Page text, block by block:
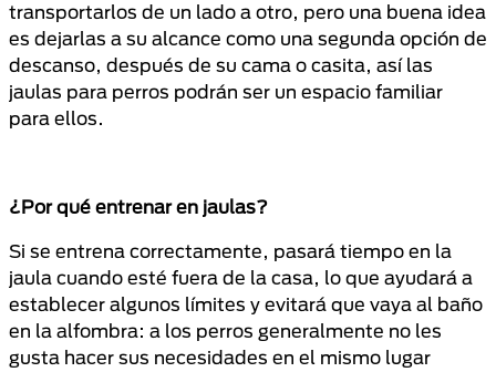
transportarlos de un lado a otro, pero una buena idea
es dejarlas a su alcance como una segunda opción de
descanso, después de su cama o casita, así las
jaulas para perros podrán ser un espacio familiar
para ellos.
¿Por qué entrenar en jaulas?
Si se entrena correctamente, pasará tiempo en la
jaula cuando esté fuera de la casa, lo que ayudará a
establecer algunos límites y evitará que vaya al baño
en la alfombra: a los perros generalmente no les
gusta hacer sus necesidades en el mismo lugar